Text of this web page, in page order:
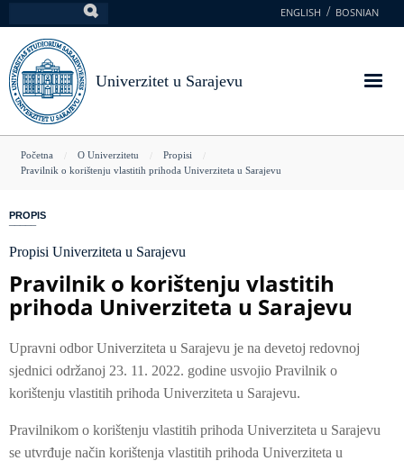
na
glavni
sadržaj
ENGLISH BOSNIAN
Univerzitet u Sarajevu
You
here
Početna O Univerzitetu
Propisi
Pravilnik o korištenju vlastitih prihoda Univerziteta u Sarajevu
PROPIS
Propisi Univerziteta u Sarajevu
Pravilnik o korištenju vlastitih
prihoda Univerziteta u Sarajevu
Upravni odbor Univerziteta u Sarajevu je na devetoj redovnoj
sjednici održanoj 23. 11. 2022. godine usvojio Pravilnik o
korištenju vlastitih prihoda Univerziteta u Sarajevu.
Pravilnikom o korištenju vlastitih prihoda Univerziteta u Sarajevu
se utvrđuje način korištenja vlastitih prihoda Univerziteta u